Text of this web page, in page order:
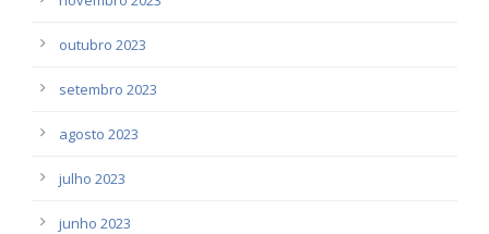
outubro 2023
setembro 2023
agosto 2023
julho 2023
junho 2023